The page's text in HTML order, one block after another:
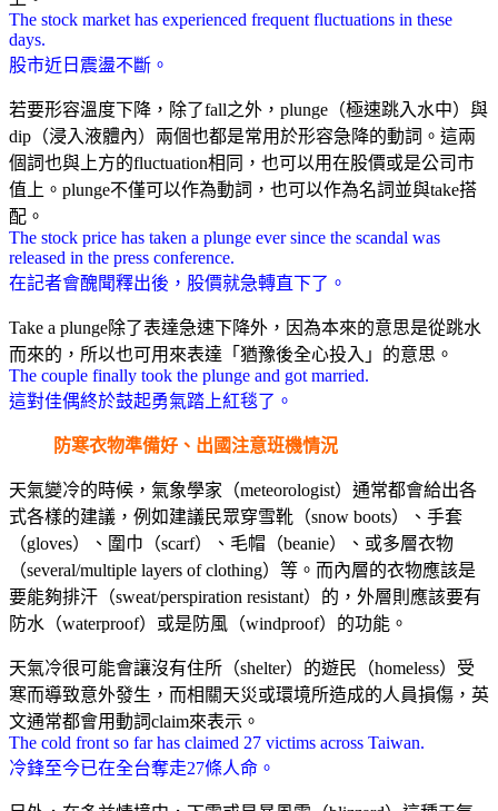
The stock market has experienced frequent fluctuations in these
days.
股市近日震盪不斷。
若要形容溫度下降，除了fall之外，plunge（極速跳入水中）與
dip（浸入液體內）兩個也都是常用於形容急降的動詞。這兩
個詞也與上方的fluctuation相同，也可以用在股價或是公司市
值上。plunge不僅可以作為動詞，也可以作為名詞並與take搭
配。
The stock price has taken a plunge ever since the scandal was
released in the press conference.
在記者會醜聞釋出後，股價就急轉直下了。
Take a plunge除了表達急速下降外，因為本來的意思是從跳水
而來的，所以也可用來表達「猶豫後全心投入」的意思。
The couple finally took the plunge and got married.
這對佳偶終於鼓起勇氣踏上紅毯了。
防寒衣物準備好、出國注意班機情況
天氣變冷的時候，氣象學家（meteorologist）通常都會給出各
式各樣的建議，例如建議民眾穿雪靴（snow boots）、手套
（gloves）、圍巾（scarf）、毛帽（beanie）、或多層衣物
（several/multiple layers of clothing）等。而內層的衣物應該是
要能夠排汗（sweat/perspiration resistant）的，外層則應該要有
防水（waterproof）或是防風（windproof）的功能。
天氣冷很可能會讓沒有住所（shelter）的遊民（homeless）受
寒而導致意外發生，而相關天災或環境所造成的人員損傷，英
文通常都會用動詞claim來表示。
The cold front so far has claimed 27 victims across Taiwan.
冷鋒至今已在全台奪走27條人命。